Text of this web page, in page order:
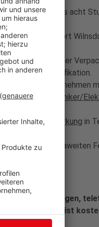
mit fünf bis acht
will am Standort
aus der
Qualifikation.
Montageunternehmen
Elektroniker/
willVerstärkung in
d)für den europaweiten
für Arbeit in Siegen,
20 (dieser Anruf ist